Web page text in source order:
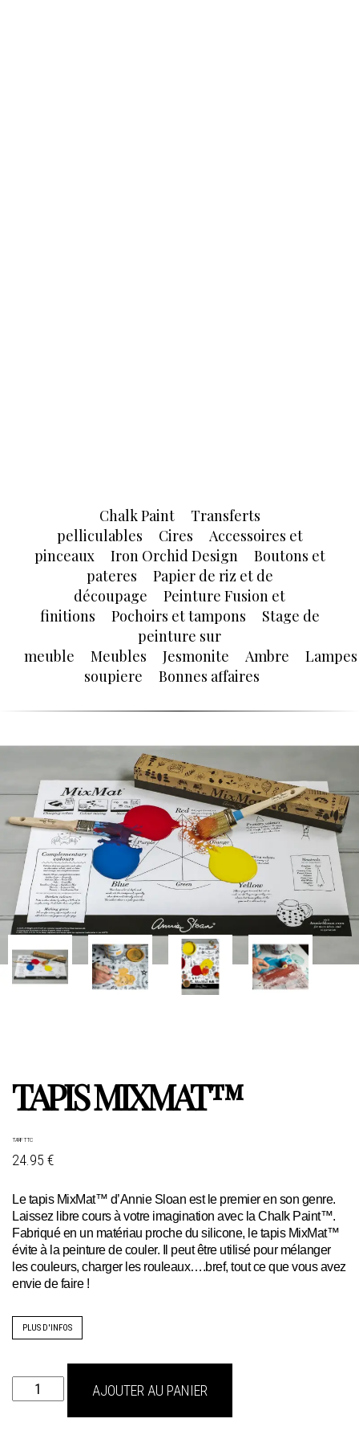
Chalk Paint
Transferts
pelliculables
Cires
Accessoires et
pinceaux
Iron Orchid Design
Boutons et
pateres
Papier de riz et de
découpage
Peinture Fusion et
finitions
Pochoirs et tampons
Stage de
peinture sur
meuble
Meubles Jesmonite Ambre
Lampes
soupiere
Bonnes affaires
TAPIS MIXMAT™
TARIF TTC
24.95 €
Le tapis MixMat™ d’Annie Sloan est le premier en son genre.
Laissez libre cours à votre imagination avec la Chalk Paint™.
Fabriqué en un matériau proche du silicone, le tapis MixMat™
évite à la peinture de couler. Il peut être utilisé pour mélanger
les couleurs, charger les rouleaux….bref, tout ce que vous avez
envie de faire !
PLUS D'INFOS
quantité
de
AJOUTER AU PANIER